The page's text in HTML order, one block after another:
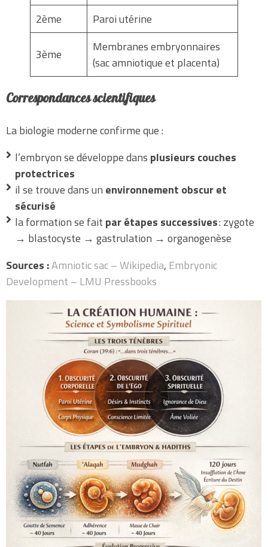
2ème
Paroi utérine
3ème
Membranes embryonnaires
(sac amniotique et placenta)
Correspondances scientifiques
La biologie moderne confirme que :
l’embryon se développe dans plusieurs couches
protectrices
il se trouve dans un environnement obscur et
sécurisé
la formation se fait par étapes successives: zygote
→ blastocyste → gastrulation → organogenèse
Sources :Amniotic sac – Wikipedia, Embryonic
Development – LMU Pressbooks